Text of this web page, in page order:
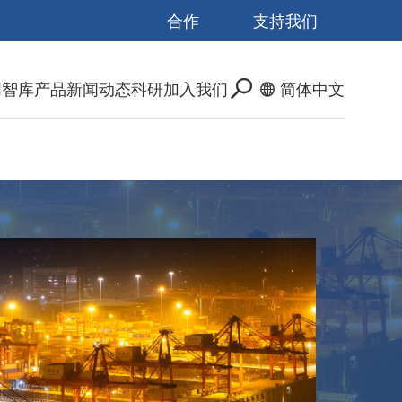
合作 支持我们
智库产品新闻动态科研加入我们 简体中文